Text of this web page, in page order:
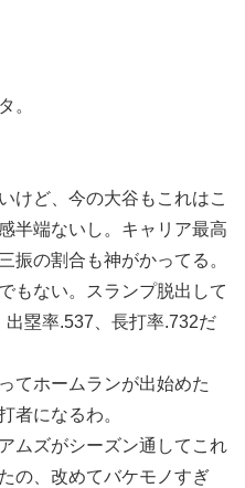
。
けど、今の大谷もこれはこ
半端ないし。キャリア最高
振の割合も神がかってる。
もない。スランプ脱出して
塁率.537、長打率.732だ
てホームランが出始めた
者になるわ。
ムズがシーズン通してこれ
の、改めてバケモノすぎ